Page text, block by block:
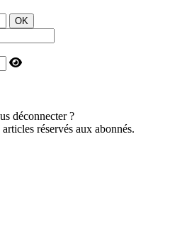
OK
déconnecter ?
réservés aux abonnés.